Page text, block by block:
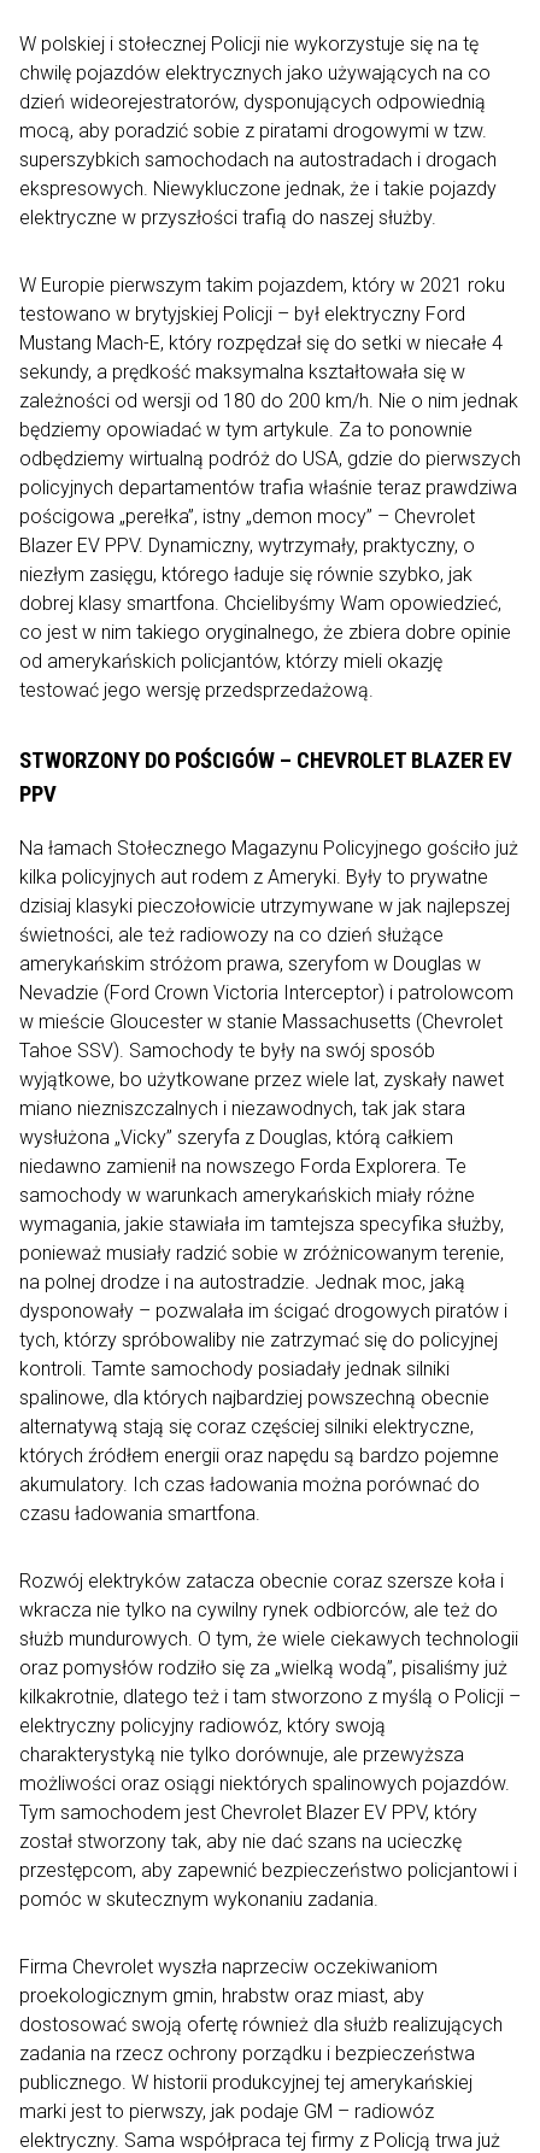
W polskiej i stołecznej Policji nie wykorzystuje się na tę
chwilę pojazdów elektrycznych jako używających na co
dzień wideorejestratorów, dysponujących odpowiednią
mocą, aby poradzić sobie z piratami drogowymi w tzw.
superszybkich samochodach na autostradach i drogach
ekspresowych. Niewykluczone jednak, że i takie pojazdy
elektryczne w przyszłości trafią do naszej służby.
W Europie pierwszym takim pojazdem, który w 2021 roku
testowano w brytyjskiej Policji – był elektryczny Ford
Mustang Mach-E, który rozpędzał się do setki w niecałe 4
sekundy, a prędkość maksymalna kształtowała się w
zależności od wersji od 180 do 200 km/h. Nie o nim jednak
będziemy opowiadać w tym artykule. Za to ponownie
odbędziemy wirtualną podróż do USA, gdzie do pierwszych
policyjnych departamentów trafia właśnie teraz prawdziwa
pościgowa „perełka”, istny „demon mocy” – Chevrolet
Blazer EV PPV. Dynamiczny, wytrzymały, praktyczny, o
niezłym zasięgu, którego ładuje się równie szybko, jak
dobrej klasy smartfona. Chcielibyśmy Wam opowiedzieć,
co jest w nim takiego oryginalnego, że zbiera dobre opinie
od amerykańskich policjantów, którzy mieli okazję
testować jego wersję przedsprzedażową.
STWORZONY DO POŚCIGÓW – CHEVROLET BLAZER EV
PPV
Na łamach Stołecznego Magazynu Policyjnego gościło już
kilka policyjnych aut rodem z Ameryki. Były to prywatne
dzisiaj klasyki pieczołowicie utrzymywane w jak najlepszej
świetności, ale też radiowozy na co dzień służące
amerykańskim stróżom prawa, szeryfom w Douglas w
Nevadzie (Ford Crown Victoria Interceptor) i patrolowcom
w mieście Gloucester w stanie Massachusetts (Chevrolet
Tahoe SSV). Samochody te były na swój sposób
wyjątkowe, bo użytkowane przez wiele lat, zyskały nawet
miano niezniszczalnych i niezawodnych, tak jak stara
wysłużona „Vicky” szeryfa z Douglas, którą całkiem
niedawno zamienił na nowszego Forda Explorera. Te
samochody w warunkach amerykańskich miały różne
wymagania, jakie stawiała im tamtejsza specyfika służby,
ponieważ musiały radzić sobie w zróżnicowanym terenie,
na polnej drodze i na autostradzie. Jednak moc, jaką
dysponowały – pozwalała im ścigać drogowych piratów i
tych, którzy spróbowaliby nie zatrzymać się do policyjnej
kontroli. Tamte samochody posiadały jednak silniki
spalinowe, dla których najbardziej powszechną obecnie
alternatywą stają się coraz częściej silniki elektryczne,
których źródłem energii oraz napędu są bardzo pojemne
akumulatory. Ich czas ładowania można porównać do
czasu ładowania smartfona.
Rozwój elektryków zatacza obecnie coraz szersze koła i
wkracza nie tylko na cywilny rynek odbiorców, ale też do
służb mundurowych. O tym, że wiele ciekawych technologii
oraz pomysłów rodziło się za „wielką wodą”, pisaliśmy już
kilkakrotnie, dlatego też i tam stworzono z myślą o Policji –
elektryczny policyjny radiowóz, który swoją
charakterystyką nie tylko dorównuje, ale przewyższa
możliwości oraz osiągi niektórych spalinowych pojazdów.
Tym samochodem jest Chevrolet Blazer EV PPV, który
został stworzony tak, aby nie dać szans na ucieczkę
przestępcom, aby zapewnić bezpieczeństwo policjantowi i
pomóc w skutecznym wykonaniu zadania.
Firma Chevrolet wyszła naprzeciw oczekiwaniom
proekologicznym gmin, hrabstw oraz miast, aby
dostosować swoją ofertę również dla służb realizujących
zadania na rzecz ochrony porządku i bezpieczeństwa
publicznego. W historii produkcyjnej tej amerykańskiej
marki jest to pierwszy, jak podaje GM – radiowóz
elektryczny. Sama współpraca tej firmy z Policją trwa już